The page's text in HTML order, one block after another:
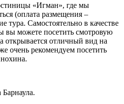
«Игман», где мы
(оплата размещения –
тура. Самостоятельно в качестве
вы можете посетить смотровую
открывается отличный вид на
очень рекомендуем посетить